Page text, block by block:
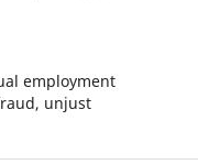
employment
unjust